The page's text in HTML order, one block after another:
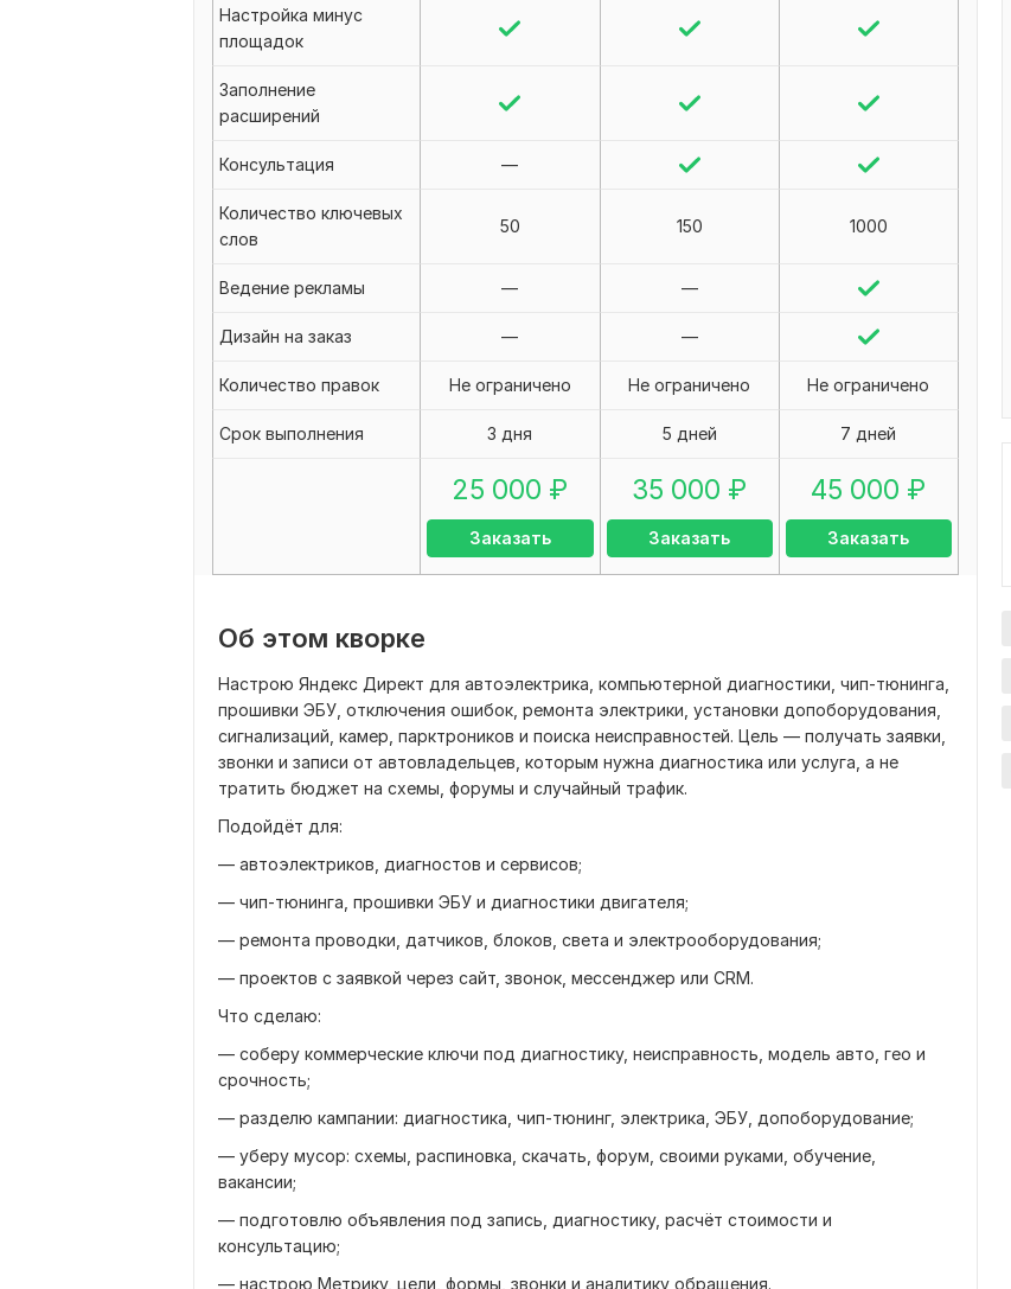
Настройка минус
площадок
Заполнение
расширений
Консультация —
Количество ключевых
слов
50 150 1000
Ведение рекламы — —
Дизайн на заказ — —
Количество правок Не ограничено Не ограничено Не ограничено
Срок выполнения 3 дня 5 дней 7 дней
25 000 ₽
Заказать
35 000 ₽
Заказать
45 000 ₽
Заказать
Об этом кворке
Настрою Яндекс Директ для автоэлектрика, компьютерной диагностики, чип-тюнинга,
прошивки ЭБУ, отключения ошибок, ремонта электрики, установки допоборудования,
сигнализаций, камер, парктроников и поиска неисправностей. Цель — получать заявки,
звонки и записи от автовладельцев, которым нужна диагностика или услуга, а не
тратить бюджет на схемы, форумы и случайный трафик.
Подойдёт для:
— автоэлектриков, диагностов и сервисов;
— чип-тюнинга, прошивки ЭБУ и диагностики двигателя;
— ремонта проводки, датчиков, блоков, света и электрооборудования;
— проектов с заявкой через сайт, звонок, мессенджер или CRM.
Что сделаю:
— соберу коммерческие ключи под диагностику, неисправность, модель авто, гео и
срочность;
— разделю кампании: диагностика, чип-тюнинг, электрика, ЭБУ, допоборудование;
— уберу мусор: схемы, распиновка, скачать, форум, своими руками, обучение,
вакансии;
— подготовлю объявления под запись, диагностику, расчёт стоимости и
консультацию;
— настрою Метрику, цели, формы, звонки и аналитику обращения.